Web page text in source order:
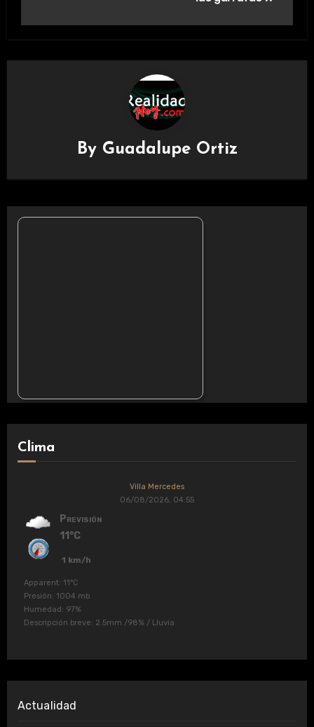
By Guadalupe Ortiz
Clima
Villa Mercedes
06/08/2026, 04:55
Previsión
11°C
1 km/h
Apparent: 11°C
Presión: 1004 mb
Humedad: 97%
Descripción breve: 2.5mm /98% / Lluvia
Actualidad